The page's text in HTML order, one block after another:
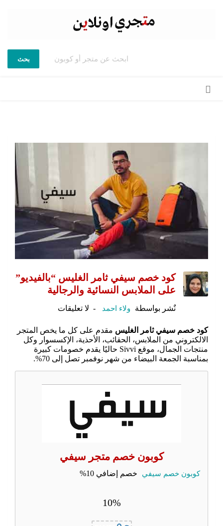
بحث
كود خصم سيفي ثامر الغليس “بالفيديو”
على الملابس النسائية والرجالية
نٌشر بواسطة ولاء احمد لا تعليقات
كود خصم سيفي ثامر الغليس مقدم على كل ما يخص المتجر
الالكتروني من الملابس، الحقائب، الأحذية، الإكسسوار وكل
منتجات الجمال، موقع Sivvi حاليًا يقدم خصومات كبيرة
بمناسبة الجمعة البيضاء من شهر نوفمبر تصل إلى 70%.
كوبون خصم متجر سيفي
كوبون خصم سيفي خصم إضافي 10%
10%